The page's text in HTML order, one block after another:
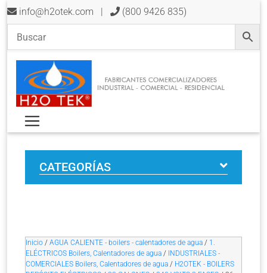
info@h2otek.com | (800 9426 835)
CATEGORÍAS
Inicio / AGUA CALIENTE - boilers - calentadores de agua / 1.
ELÉCTRICOS Boilers, Calentadores de agua / INDUSTRIALES -
COMERCIALES Boilers, Calentadores de agua / H2OTEK - BOILERS